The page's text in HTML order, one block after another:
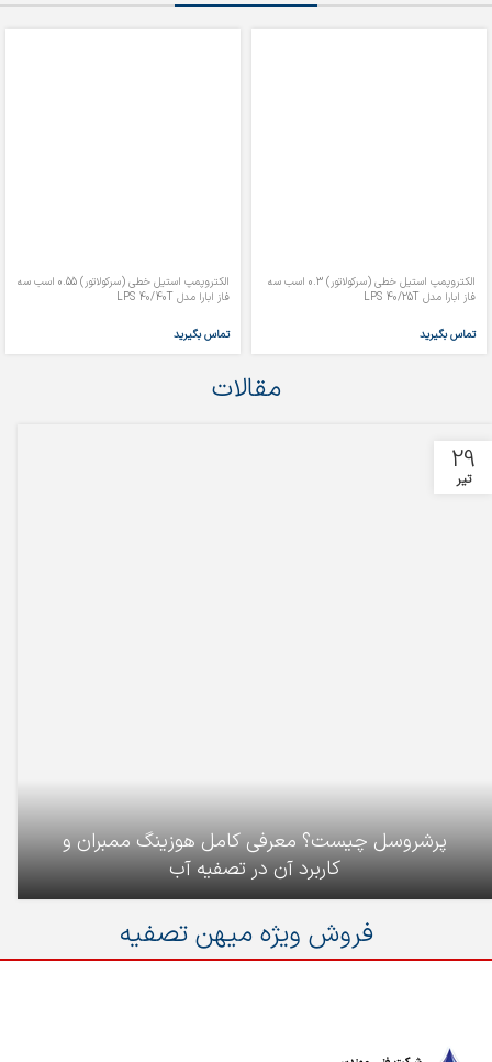
الکتروپمپ استیل خطی (سرکولاتور) 0.3 اسب سه
فاز ابارا مدل LPS 40/25T
تماس بگیرید
الکتروپمپ استیل خطی (سرکولاتور) 0.55 اسب سه
فاز ابارا مدل LPS 40/40T
تماس بگیرید
مقالات
29
تیر
پرشروسل چیست؟ معرفی کامل هوزینگ ممبران و
کاربرد آن در تصفیه آب
فروش ویژه میهن تصفیه